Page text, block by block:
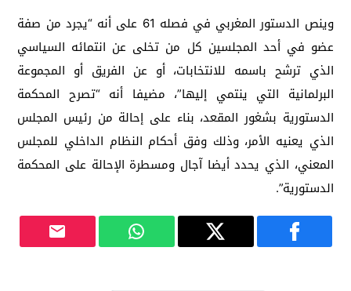
وينص الدستور المغربي في فصله 61 على أنه “يجرد من صفة
عضو في أحد المجلسين كل من تخلى عن انتمائه السياسي
الذي ترشح باسمه للانتخابات، أو عن الفريق أو المجموعة
البرلمانية التي ينتمي إليها”، مضيفا أنه “تصرح المحكمة
الدستورية بشغور المقعد، بناء على إحالة من رئيس المجلس
الذي يعنيه الأمر، وذلك وفق أحكام النظام الداخلي للمجلس
المعني، الذي يحدد أيضا آجال ومسطرة الإحالة على المحكمة
الدستورية”.